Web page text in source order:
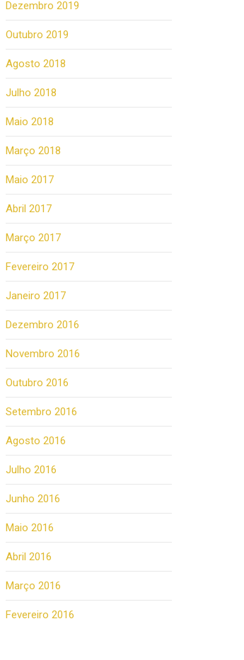
Dezembro 2019
Outubro 2019
Agosto 2018
Julho 2018
Maio 2018
Março 2018
Maio 2017
Abril 2017
Março 2017
Fevereiro 2017
Janeiro 2017
Dezembro 2016
Novembro 2016
Outubro 2016
Setembro 2016
Agosto 2016
Julho 2016
Junho 2016
Maio 2016
Abril 2016
Março 2016
Fevereiro 2016